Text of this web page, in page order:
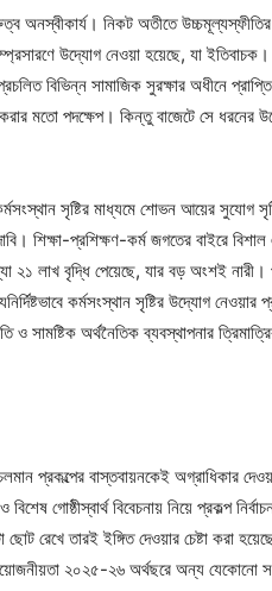
অনস্বীকার্য। নিকট অতীতে
উদ্যোগ নেওয়া হয়েছে, যা ইতিবাচক।
বিভিন্ন সামাজিক সুরক্ষার অধীনে
মতো পদক্ষেপ। কিন্তু বাজেটে সে ধরনের
সৃষ্টির মাধ্যমে শোভন আয়ের সুযোগ
শিক্ষা-প্রশিক্ষণ-কর্ম জগতের বাইরে
২১ লাখ বৃদ্ধি পেয়েছে, যার বড় অংশই
কর্মসংস্থান সৃষ্টির উদ্যোগ
সামষ্টিক অর্থনৈতিক ব্যবস্থাপনার
প্রকল্পের বাস্তবায়নকেই অগ্রাধিকার
গোষ্ঠীস্বার্থ বিবেচনায় নিয়ে প্রকল্প
তারই ইঙ্গিত দেওয়ার চেষ্টা করা
২০২৫-২৬ অর্থছরে অন্য যেকোনো